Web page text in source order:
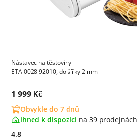
Nástavec na těstoviny
ETA 0028 92010, do šířky 2 mm
Cena s DPH:
1 999 Kč
Obvykle do 7 dnů
ihned k dispozici na 39 prodejnách
4.8